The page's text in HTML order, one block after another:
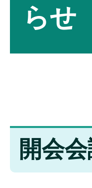
らせ
開会